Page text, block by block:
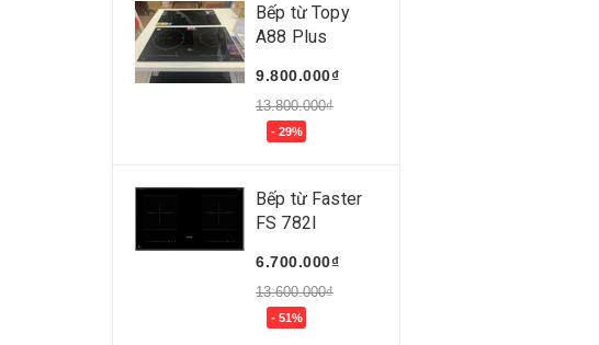
Bếp từ Topy
A88 Plus
9.800.000₫
13.800.000₫
- 29%
Bếp từ Faster
FS 782I
6.700.000₫
13.600.000₫
- 51%